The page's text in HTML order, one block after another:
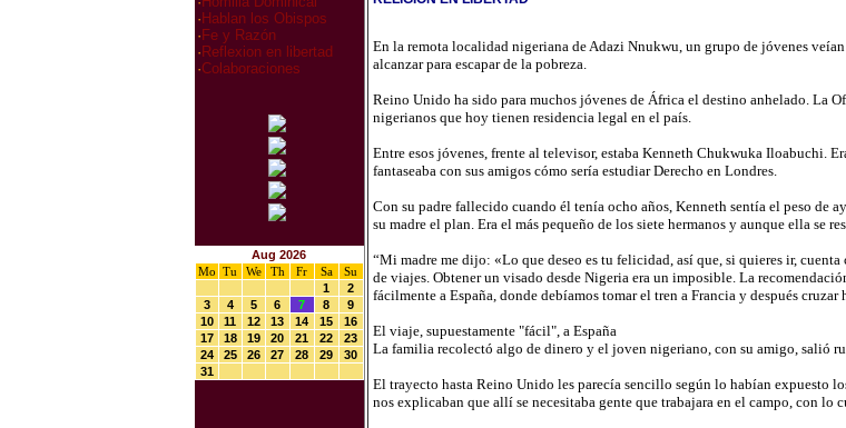
· Hablan los Obispos
· Fe y Razón
· Reflexion en libertad
·Colaboraciones
Aug 2026
Mo Tu We Th Fr Sa
Su
1
2
3
4 5 6 7 8
9
10
11 12 13 14 15
16
17
18 19 20 21 22
23
24
25 26 27 28 29
30
31
En la remota localidad nigeriana de Adazi Nnukwu, un grupo de jóvenes
alcanzar para escapar de la pobreza.
Reino Unido ha sido para muchos jóvenes de África el destino anhelado. La
nigerianos que hoy tienen residencia legal en el país.
Entre esos jóvenes, frente al televisor, estaba Kenneth Chukwuka Iloabuchi.
fantaseaba con sus amigos cómo sería estudiar Derecho en Londres.
Con su padre fallecido cuando él tenía ocho años, Kenneth sentía el peso de
su madre el plan. Era el más pequeño de los siete hermanos y aunque ella se
“Mi madre me dijo: «Lo que deseo es tu felicidad, así que, si quieres ir,
de viajes. Obtener un visado desde Nigeria era un imposible. La
fácilmente a España, donde debíamos tomar el tren a Francia y después cruzar
El viaje, supuestamente "fácil", a España
La familia recolectó algo de dinero y el joven nigeriano, con su amigo, salió
El trayecto hasta Reino Unido les parecía sencillo según lo habían expuesto
nos explicaban que allí se necesitaba gente que trabajara en el campo, con lo